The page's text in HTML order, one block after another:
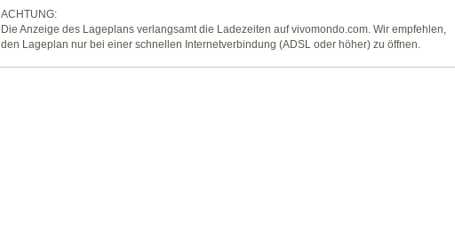
ACHTUNG:
Die Anzeige des Lageplans verlangsamt die Ladezeiten auf vivomondo.com. Wir empfehlen,
den Lageplan nur bei einer schnellen Internetverbindung (ADSL oder höher) zu öffnen.